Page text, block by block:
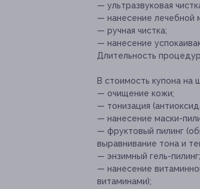
— ультразвуковая
— нанесение лечебной
— ручная чистка;
— нанесение
Длительность
В стоимость купона на
— очищение кожи;
— тонизация
— нанесение маски-
— фруктовый пилинг
выравнивание тона и
— энзимный гель-пилинг;
— нанесение
витаминами);